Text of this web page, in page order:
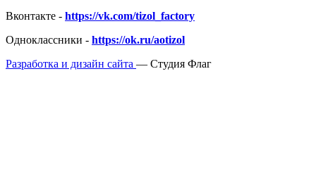
Вконтакте - https://vk.com/tizol_factory
Одноклассники - https://ok.ru/aotizol
Разработка и дизайн сайта — Студия Флаг